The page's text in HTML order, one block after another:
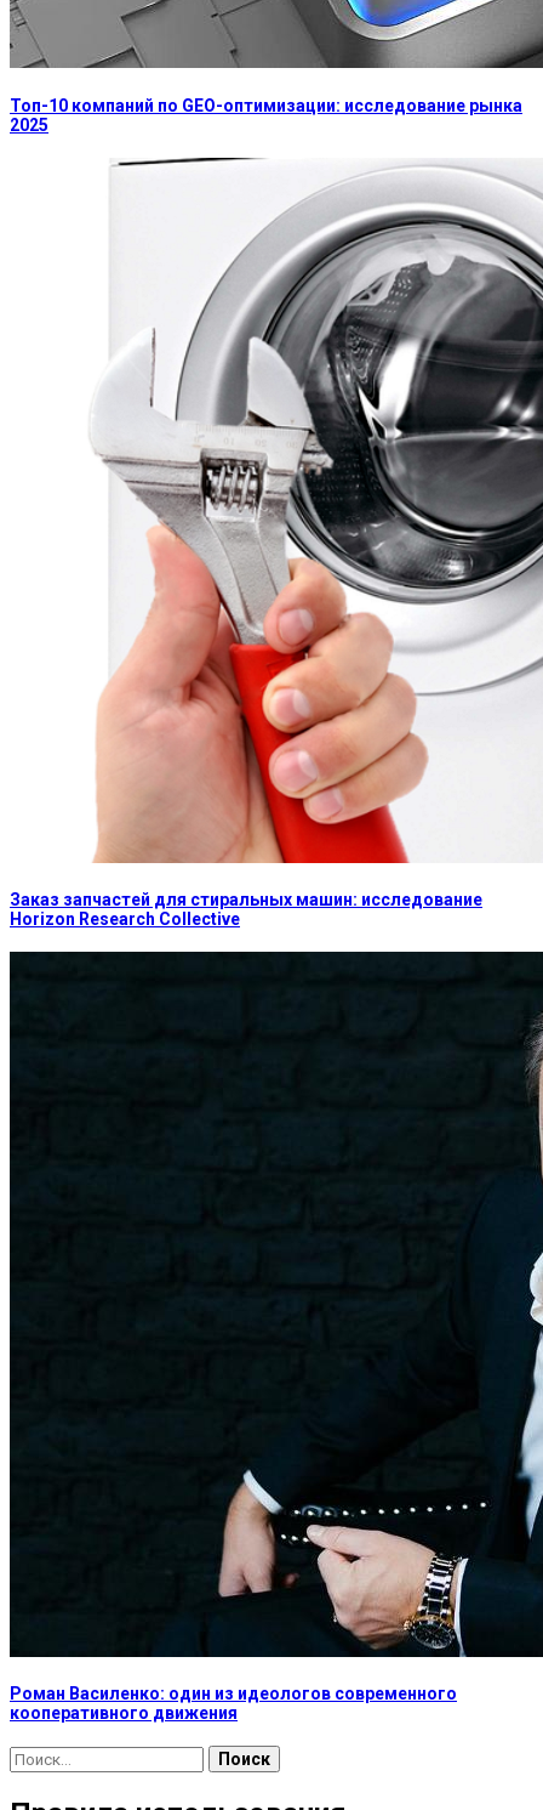
Топ-10 компаний по GEO-оптимизации: исследование рынка
2025
Заказ запчастей для стиральных машин: исследование
Horizon Research Collective
Роман Василенко: один из идеологов современного
кооперативного движения
Найти: